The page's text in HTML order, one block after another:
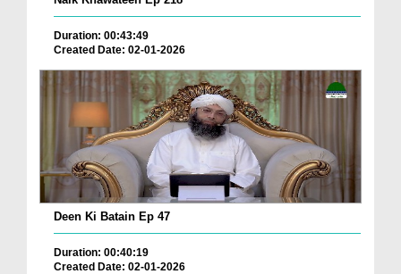
Duration: 00:43:49
Created Date: 02-01-2026
Deen Ki Batain Ep 47
Duration: 00:40:19
Created Date: 02-01-2026